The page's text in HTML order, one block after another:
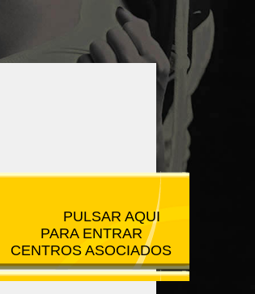
PULSAR AQUI
PARA ENTRAR
CENTROS ASOCIADOS